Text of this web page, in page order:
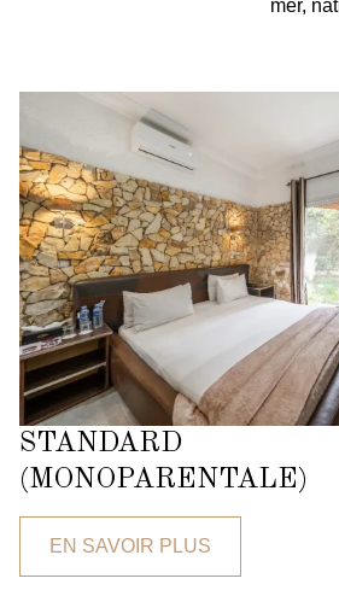
mer,
STANDARD
(MONOPARENTALE)
EN SAVOIR PLUS